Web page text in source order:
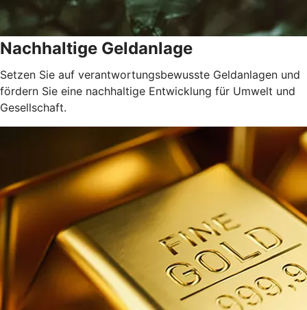
Nachhaltige Geldanlage
Setzen Sie auf verantwortungsbewusste Geldanlagen und
fördern Sie eine nachhaltige Entwicklung für Umwelt und
Gesellschaft.